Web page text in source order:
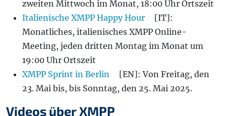
zweiten Mittwoch im Monat, 18:00 Uhr Ortszeit
Italienische XMPP Happy Hour
[IT]:
Monatliches, italienisches XMPP Online-
Meeting, jeden dritten Montag im Monat um
19:00 Uhr Ortszeit
XMPP Sprint in Berlin
[EN]: Von Freitag, den
23. Mai bis, bis Sonntag, den 25. Mai 2025.
Videos über XMPP